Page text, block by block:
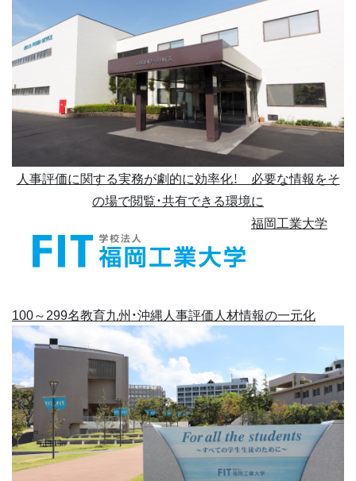
人事評価に関する実務が劇的に効率化！ 必要な情報をそ
の場で閲覧・共有できる環境に
福岡工業大学
100～299名教育九州・沖縄人事評価人材情報の一元化